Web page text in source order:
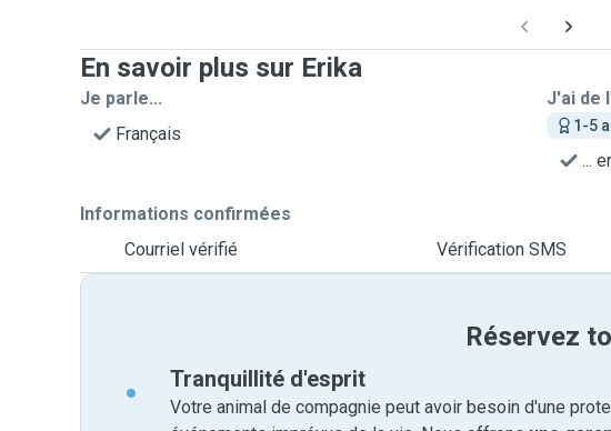
En savoir plus sur Erika
Je parle...
Français
J'ai de
1-5
...
Informations confirmées
Courriel vérifié
Vérification SMS
Réservez
Tranquillité d'esprit
Votre animal de compagnie peut avoir besoin d'une